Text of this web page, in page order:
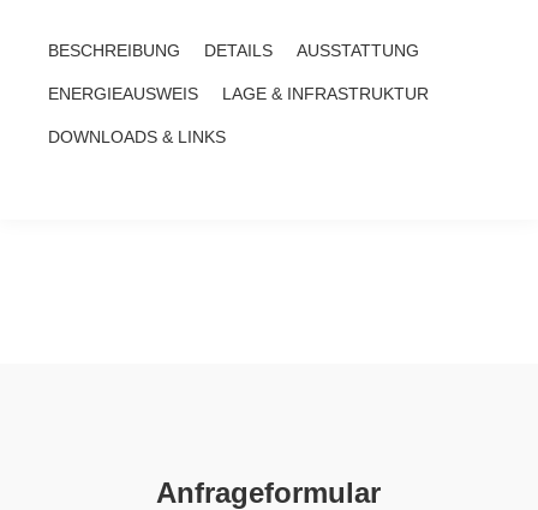
BESCHREIBUNG DETAILS AUSSTATTUNG
ENERGIEAUSWEIS LAGE & INFRASTRUKTUR
DOWNLOADS & LINKS
Anfrageformular